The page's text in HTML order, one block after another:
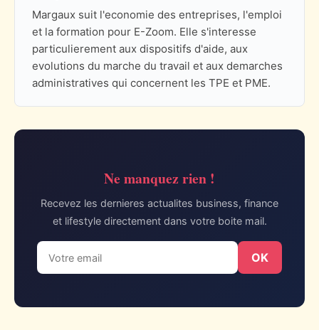
Margaux suit l'economie des entreprises, l'emploi
et la formation pour E-Zoom. Elle s'interesse
particulierement aux dispositifs d'aide, aux
evolutions du marche du travail et aux demarches
administratives qui concernent les TPE et PME.
Ne manquez rien !
Recevez les dernieres actualites business, finance
et lifestyle directement dans votre boite mail.
OK